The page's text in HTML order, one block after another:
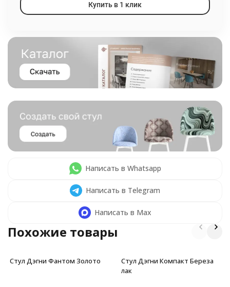
Купить в 1 клик
Написать в Whatsapp
Написать в Telegram
Написать в Max
Похожие товары
Стул Дэгни Фантом Золото
Стул Дэгни Компакт Береза
лак